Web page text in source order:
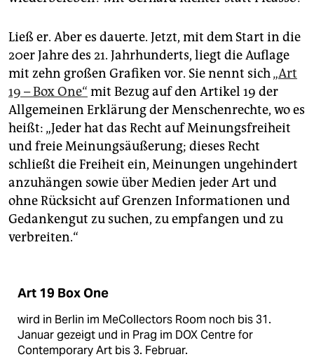
Ließ er. Aber es dauerte. Jetzt, mit dem Start in die
20er Jahre des 21. Jahrhunderts, liegt die Auflage
mit zehn großen Grafiken vor. Sie nennt sich„Art
19 – Box One“ mit Bezug auf den Artikel 19 der
Allgemeinen Erklärung der Menschenrechte, wo es
heißt: „Jeder hat das Recht auf Meinungsfreiheit
und freie Meinungsäußerung; dieses Recht
schließt die Freiheit ein, Meinungen ungehindert
anzuhängen sowie über Medien jeder Art und
ohne Rücksicht auf Grenzen Informationen und
Gedankengut zu suchen, zu empfangen und zu
verbreiten.“
Art 19 Box One
wird in Berlin im MeCollectors Room noch bis 31.
Januar gezeigt und in Prag im DOX Centre for
Contemporary Art bis 3. Februar.